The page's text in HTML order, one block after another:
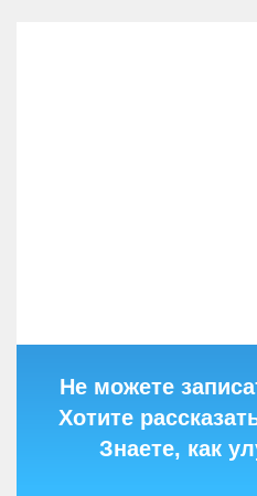
Не можете
Хотите
Знаете, как